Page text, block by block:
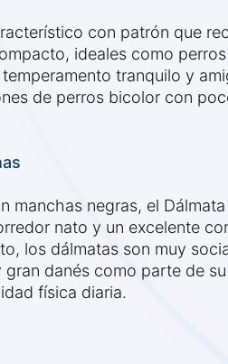
con patrón que
ideales como
tranquilo y
de perros bicolor con
manchas negras, el
nato y un excelente
los dálmatas son muy
danés como parte de
física diaria.